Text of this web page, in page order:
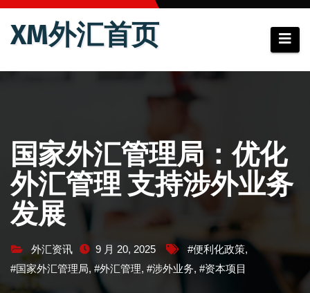
跳
XM外汇首页
国家外汇管理局：优化
外汇管理 支持涉外业务
发展
外汇资讯 9 月 20, 2025 #便利化政策,
#国家外汇管理局, #外汇管理, #涉外业务, #资本项目